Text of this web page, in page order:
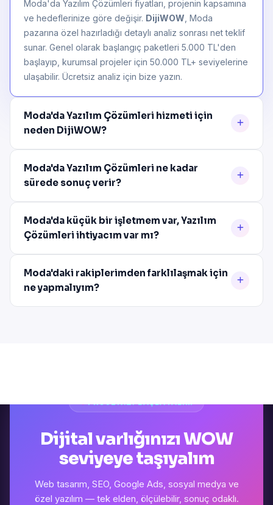
Moda'da Yazılım Çözümleri fiyatları, projenin kapsamına
ve hedeflerinize göre değişir. DijiWOW , Moda
pazarına özel hazırladığı detaylı analiz sonrası net teklif
sunar. Genel olarak başlangıç paketleri 5.000 TL'den
başlayıp, kurumsal projeler için 50.000 TL+ seviyelerine
ulaşabilir. Ücretsiz analiz için bize yazın.
Moda'da Yazılım Çözümleri hizmeti için
neden DijiWOW?
Moda'da Yazılım Çözümleri ne kadar
sürede sonuç verir?
Moda'da küçük bir işletmem var, Yazılım
Çözümleri ihtiyacım var mı?
Moda'daki rakiplerimden farklılaşmak için
ne yapmalıyım?
Dijital varlığınızı WOW
seviyeye taşıyalım
Web tasarım, SEO, Google Ads, sosyal medya ve
özel yazılım — tek elden, ölçülebilir, sonuç odaklı.